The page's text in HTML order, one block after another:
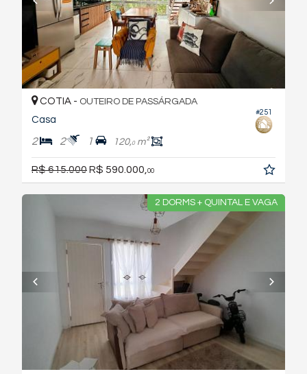
#251
COTIA - OUTEIRO DE PASSÁRGADA
Casa
2 2 1 120,0m²
R$ 615.000R$ 590.000, 00
2 DORMS + QUINTAL E VAGA